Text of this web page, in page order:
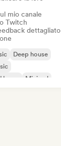
mio canale
Twitch
dettagliato
Deep house
Minimal